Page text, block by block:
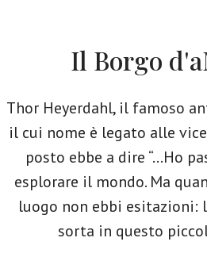
Il Borgo
Thor Heyerdahl, il famoso
il cui nome è legato alle
posto ebbe a dire “…Ho
esplorare il mondo. Ma
luogo non ebbi esitazioni:
sorta in questo